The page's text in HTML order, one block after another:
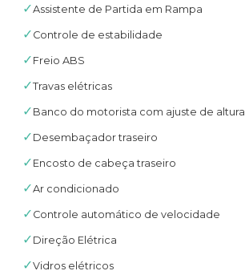
✓Assistente de Partida em Rampa
✓ Controle de estabilidade
✓ Freio ABS
✓Travas elétricas
✓ Banco do motorista com ajuste de altura
✓ Desembaçador traseiro
✓ Encosto de cabeça traseiro
✓Ar condicionado
✓ Controle automático de velocidade
✓ Direção Elétrica
✓Vidros elétricos